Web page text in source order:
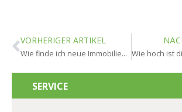
VORHERIGER ARTIKEL
Wie finde ich neue Immobilien in Wiesbaden?
SERVICE